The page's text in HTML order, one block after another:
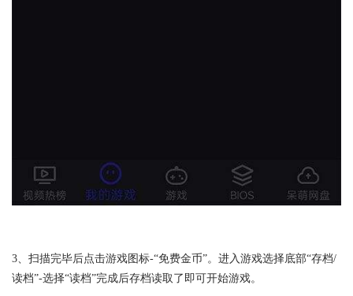
3、扫描完毕后点击游戏图标-“免费金币”。进入游戏选择底部“存档/
读档”-选择“读档”完成后存档读取了即可开始游戏。